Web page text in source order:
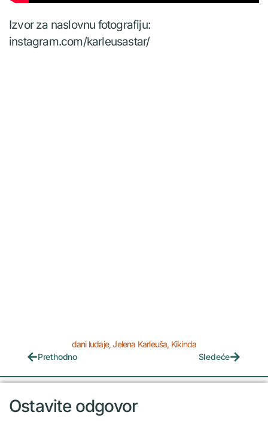
Izvor za naslovnu fotografiju:
instagram.com/karleusastar/
dani ludaje,Jelena Karleuša, Kikinda
Prethodno
Sledeće
Ostavite odgovor